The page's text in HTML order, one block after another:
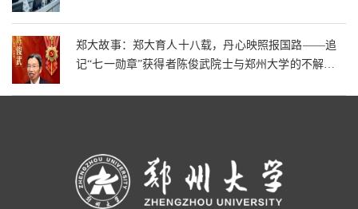
郑大故事：郑大育人十八载，丹心映照报国路——追
记“七一勋章”获得者陈俊武院士与郑州大学的不解之